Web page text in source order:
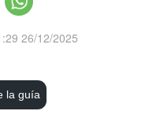
26/12/2025
la guía